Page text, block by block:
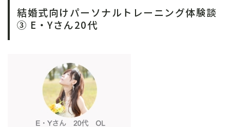
結婚式向けパーソナルトレーニング体験談
③ E・Yさん20代